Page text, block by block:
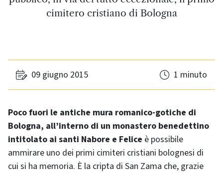
cimitero cristiano di Bologna
09 giugno 2015 1 minuto
Poco fuori le antiche mura romanico-gotiche di
Bologna, all’interno di un monastero benedettino
intitolato ai santi Nabore e Felice è possibile
ammirare uno dei primi cimiteri cristiani bolognesi di
cui si ha memoria. È la cripta di San Zama che, grazie